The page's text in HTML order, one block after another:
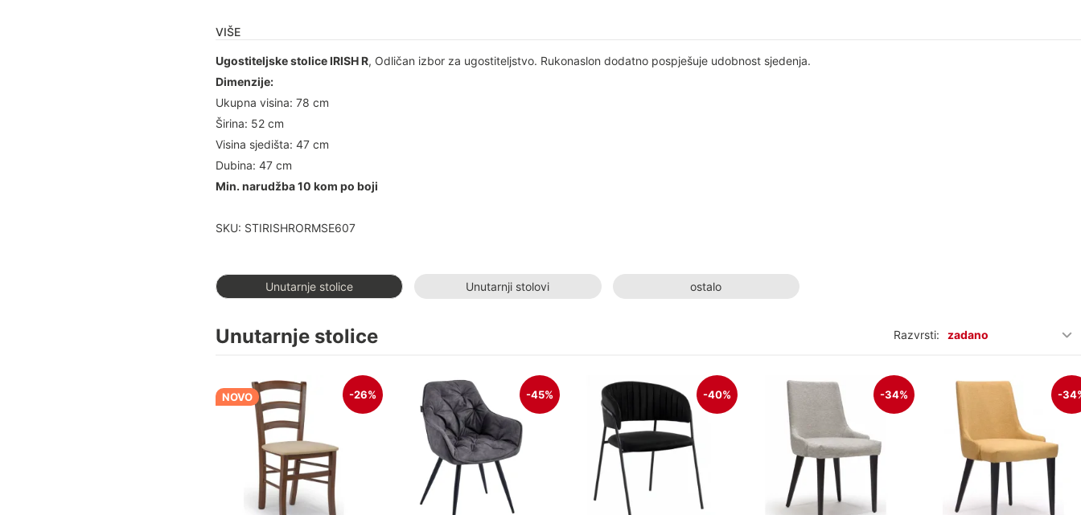
VIŠE
Ugostiteljske stolice IRISH R, Odličan izbor za ugostiteljstvo. Rukonaslon dodatno pospješuje udobnost sjedenja.
Dimenzije:
Ukupna visina: 78 cm
Širina: 52 cm
Visina sjedišta: 47 cm
Dubina: 47 cm
Min. narudžba 10 kom po boji
SKU: STIRISHRORMSE607
Unutarnje stolice Unutarnji stolovi ostalo
Razvrsti: zadano
Unutarnje stolice
NOVO -26% -45% -40% -34% -